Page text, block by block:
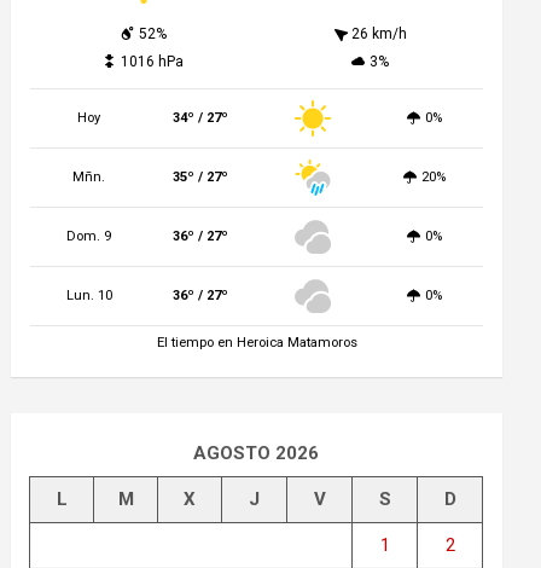
52%
26 km/h
1016 hPa
3%
Hoy 34º / 27º 0%
Mñn. 35º / 27º 20%
Dom. 9 36º / 27º 0%
Lun. 10 36º / 27º 0%
El tiempo en Heroica Matamoros
AGOSTO 2026
L M X J V S D
1 2